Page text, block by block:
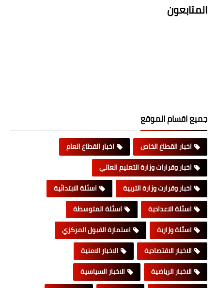
المتابعون
جميع اقسام الموقع
اخبار القطاع الخاص
اخبار القطاع العام
اخبار وقرارات وزارة التعليم العالي
اخبار وقرارت وزارة التربية
اسئلة الابتدائية
اسئلة الاعدادية
اسئلة المتوسطة
اسئلة وزارية
استمارة القبول المركزي
الاخبار الاقتصادية
الاخبار الامنية
الاخبار الرياضية
الاخبار السياسية